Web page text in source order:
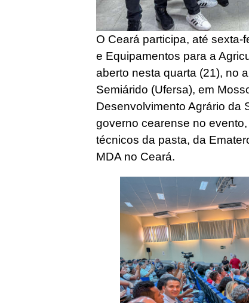
O Ceará participa, até sexta-
e Equipamentos para a
aberto nesta quarta (21), no
Semiárido (Ufersa), em
Desenvolvimento Agrário da
governo cearense no
técnicos da pasta, da
MDA no Ceará.